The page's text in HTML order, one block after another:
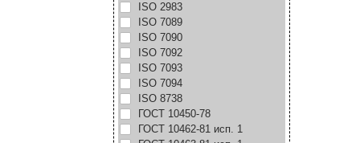
ISO 2983
ISO 7089
ISO 7090
ISO 7092
ISO 7093
ISO 7094
ISO 8738
ГОСТ 10450-78
ГОСТ 10462-81 исп. 1